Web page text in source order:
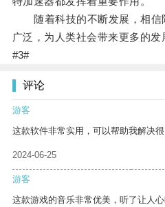
随着科技的不断发展，相信
广泛，为人类社会带来更多的发
#3#
评论
游客
这款软件非常实用，可以帮助我解决很
2024-06-25
游客
这款游戏的音乐非常优美，听了让人心